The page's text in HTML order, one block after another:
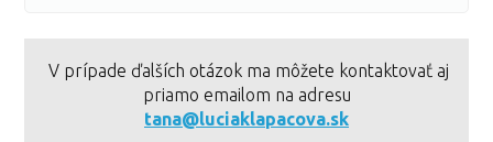
V prípade ďalších otázok ma môžete kontaktovať aj
priamo emailom na adresu
tana@luciaklapacova.sk